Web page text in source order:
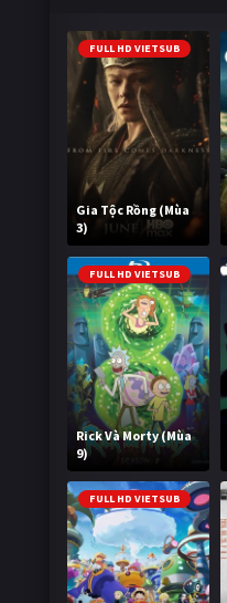
FULL HD VIETSUB
Gia Tộc Rồng (Mùa
3)
2,038,081 lượt xem
FULL HD VIETSUB
Rick Và Morty (Mùa
9)
3,005,695 lượt xem
FULL HD VIETSUB